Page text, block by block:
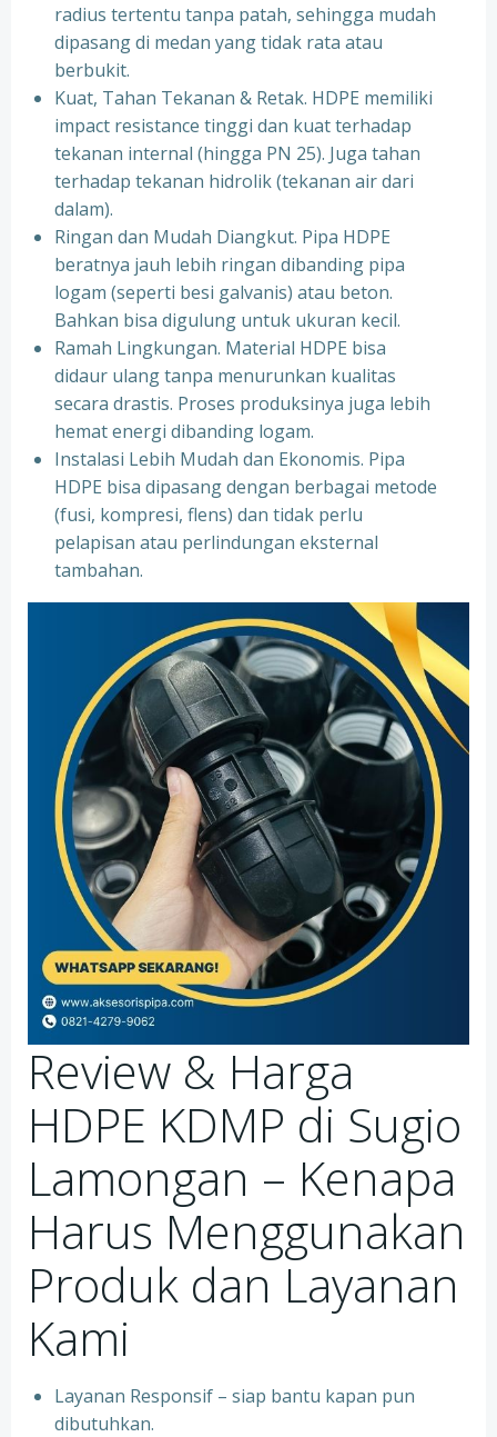
radius tertentu tanpa patah, sehingga mudah
dipasang di medan yang tidak rata atau
berbukit.
Kuat, Tahan Tekanan & Retak. HDPE memiliki
impact resistance tinggi dan kuat terhadap
tekanan internal (hingga PN 25). Juga tahan
terhadap tekanan hidrolik (tekanan air dari
dalam).
Ringan dan Mudah Diangkut. Pipa HDPE
beratnya jauh lebih ringan dibanding pipa
logam (seperti besi galvanis) atau beton.
Bahkan bisa digulung untuk ukuran kecil.
Ramah Lingkungan. Material HDPE bisa
didaur ulang tanpa menurunkan kualitas
secara drastis. Proses produksinya juga lebih
hemat energi dibanding logam.
Instalasi Lebih Mudah dan Ekonomis. Pipa
HDPE bisa dipasang dengan berbagai metode
(fusi, kompresi, flens) dan tidak perlu
pelapisan atau perlindungan eksternal
tambahan.
Review & Harga
HDPE KDMP di Sugio
Lamongan – Kenapa
Harus Menggunakan
Produk dan Layanan
Kami
Layanan Responsif – siap bantu kapan pun
dibutuhkan.